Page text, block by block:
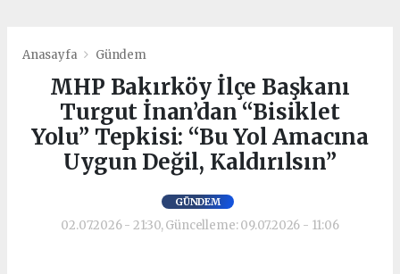
Anasayfa Gündem
MHP Bakırköy İlçe Başkanı
Turgut İnan’dan “Bisiklet
Yolu” Tepkisi: “Bu Yol Amacına
Uygun Değil, Kaldırılsın”
GÜNDEM
02.07.2026 - 21:30, Güncelleme: 09.07.2026 - 11:06